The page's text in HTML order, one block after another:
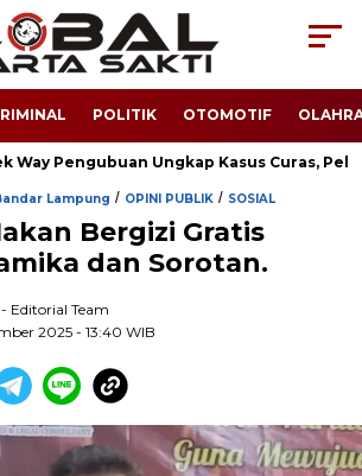
POLITIK OTOMOTIF
Way Pengubuan Ungkap Kasus Curas,
Lampung / OPINI PUBLIK / SOSIAL
Bergizi Gratis
dan Sorotan.
- Editorial Team
2025 - 13:40 WIB